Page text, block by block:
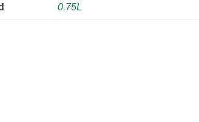
0.75L